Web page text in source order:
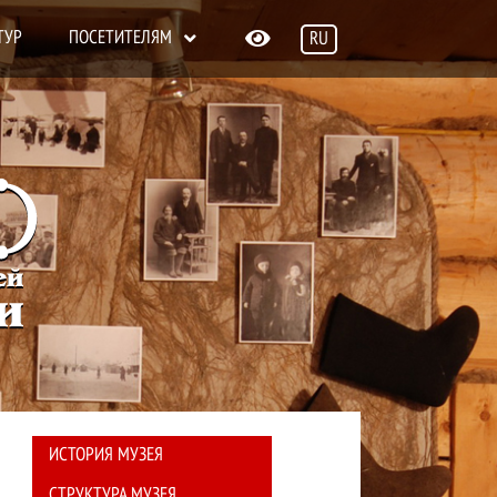
ПОСЕТИТЕЛЯМ RU
EN
О музее
ИСТОРИЯ МУЗЕЯ